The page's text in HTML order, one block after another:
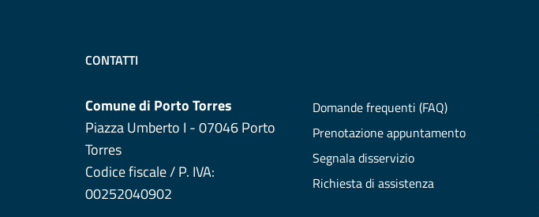
CONTATTI
Comune di Porto Torres
Piazza Umberto I - 07046 Porto
Torres
Codice fiscale / P. IVA:
00252040902
Domande frequenti (FAQ)
Prenotazione appuntamento
Segnala disservizio
Richiesta di assistenza